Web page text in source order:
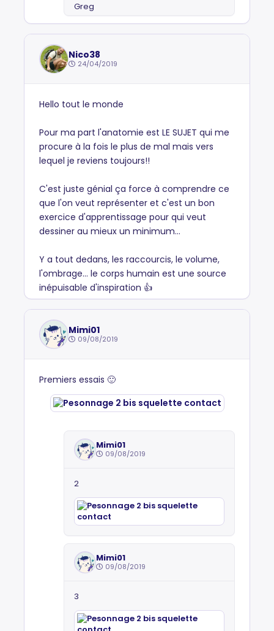
Greg
Nico38
24/04/2019
Hello tout le monde
Pour ma part l'anatomie est LE SUJET qui me
procure à la fois le plus de mal mais vers
lequel je reviens toujours!!
C'est juste génial ça force à comprendre ce
que l'on veut représenter et c'est un bon
exercice d'apprentissage pour qui veut
dessiner au mieux un minimum...
Y a tout dedans, les raccourcis, le volume,
l'ombrage... le corps humain est une source
inépuisable d'inspiration 👍
Mimi01
09/08/2019
Premiers essais 🙂
Mimi01
09/08/2019
2
Mimi01
09/08/2019
3